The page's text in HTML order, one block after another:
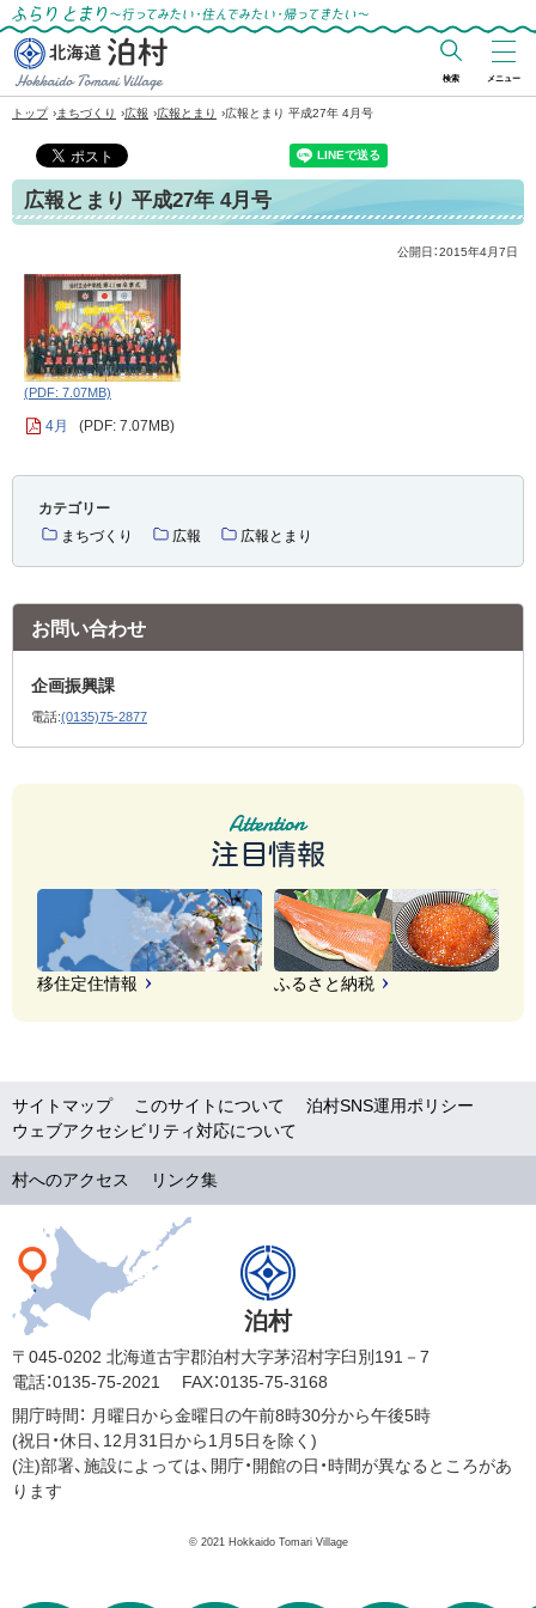
ふらりとまり～行ってみたい・住んでみた
い・帰ってきたい～
北海道 泊村
Village
検索 メニュー
トップ ›まちづくり ›広報 ›広報とまり ›広報とまり 平成27年 4月号
広報とまり 平成27年 4月号
公開日：2015年4月7日
(PDF: 7.07MB)
4月 (PDF: 7.07MB)
カテゴリー
まちづくり
広報 広報とまり
お問い合わせ
企画振興課
電話:(0135)75-2877
注目情報
移住定住情報 ふるさと納税
サイトマップ このサイトについて
泊村SNS運用ポリシー
ウェブアクセシビリティ対応について
村へのアクセス リンク集
泊村
〒045-0202 北海道古宇郡泊村大字茅沼村字臼別191－7
電話：0135-75-2021
FAX：0135-75-3168
開庁時間： 月曜日から金曜日の午前8時30分から午後5時
(祝日・休日、12月31日から1月5日を除く)
(注)部署、施設によっては、開庁・開館の日・時間が異なるところがあ
ります
© 2021 Hokkaido Tomari Village